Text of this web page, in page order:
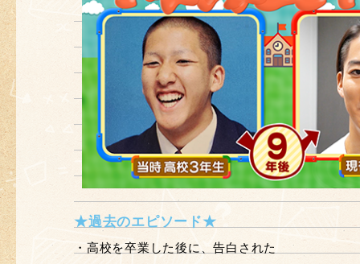
★過去のエピソード★
・高校を卒業した後に、告白された